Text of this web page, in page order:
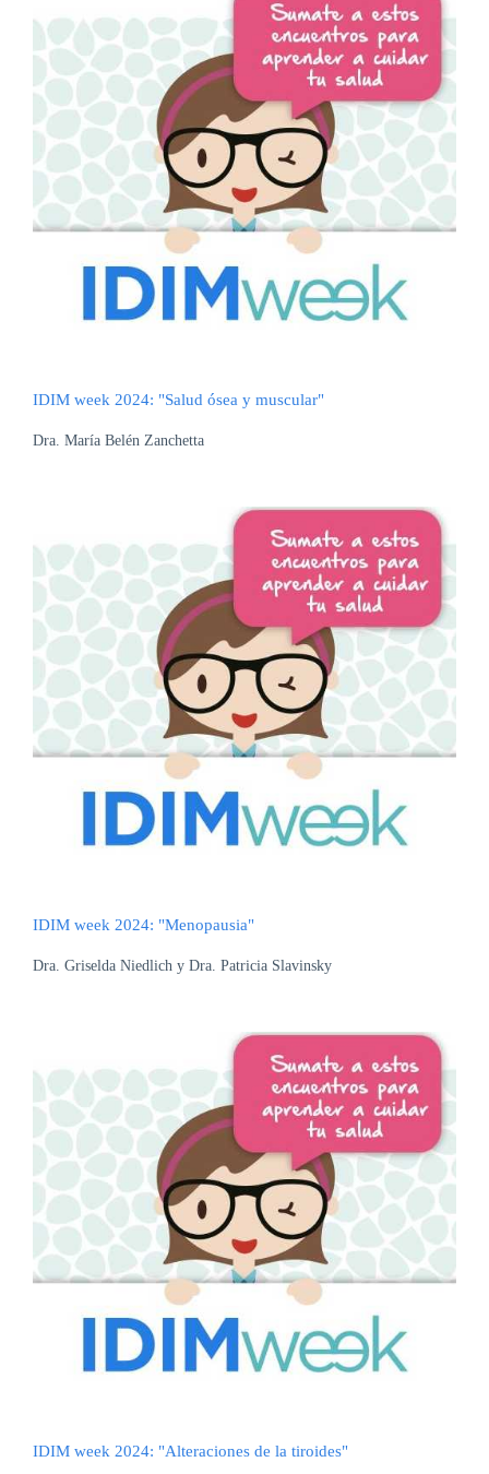
IDIM week 2024: "Salud ósea y muscular"
Dra. María Belén Zanchetta
IDIM week 2024: "Menopausia"
Dra. Griselda Niedlich y Dra. Patricia Slavinsky
IDIM week 2024: "Alteraciones de la tiroides"